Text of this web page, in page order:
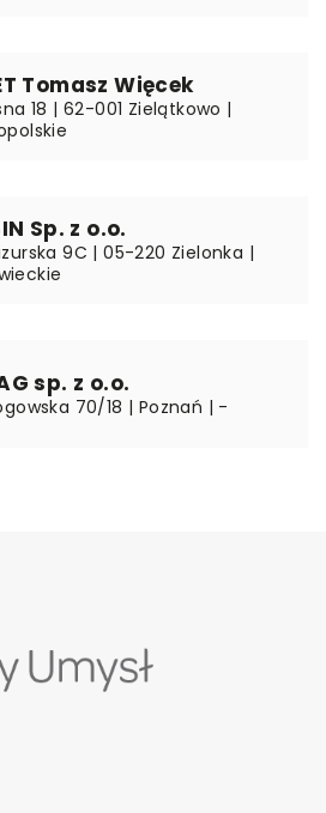
Tomasz Więcek
18 | 62-001 Zielątkowo |
Sp. z o.o.
9C | 05-220 Zielonka |
sp. z o.o.
70/18 | Poznań | -